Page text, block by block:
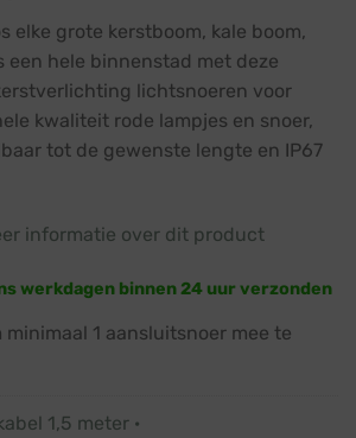
elke grote kerstboom, kale boom,
een hele binnenstad met deze
lichtsnoeren voor
kwaliteit rode lampjes en snoer,
tot de gewenste lengte en IP67
informatie over dit product
werkdagen binnen 24 uur verzonden
minimaal 1 aansluitsnoer mee te
1,5 meter ·